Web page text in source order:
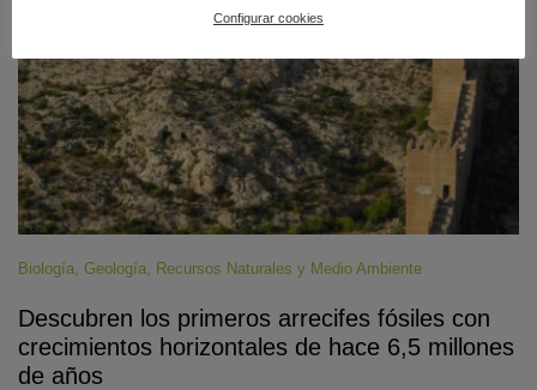
Biología, Geología, Recursos Naturales y Medio Ambiente
Descubren los primeros arrecifes fósiles con
crecimientos horizontales de hace 6,5 millones
de años
Configurar cookies